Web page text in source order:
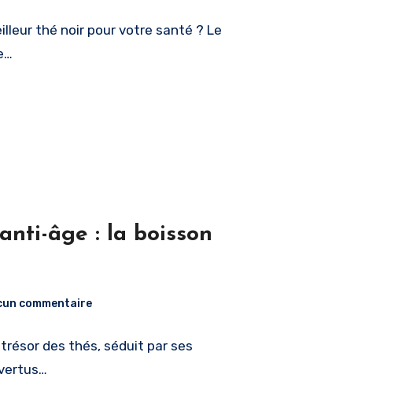
thé noir pour votre santé ? Le
âge : la boisson
commentaire
des thés, séduit par ses